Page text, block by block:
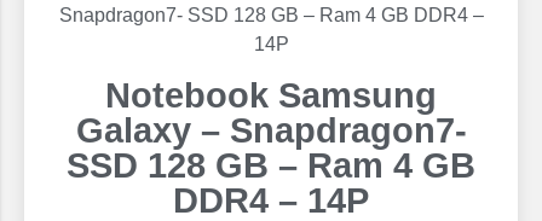
Snapdragon7- SSD 128 GB – Ram 4 GB DDR4 –
14P
Notebook Samsung
Galaxy – Snapdragon7-
SSD 128 GB – Ram 4 GB
DDR4 – 14P